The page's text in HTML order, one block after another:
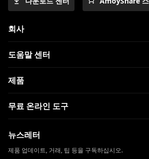
회사
도움말 센터
제품
무료 온라인 도구
뉴스레터
제품 업데이트, 거래, 팁 등을 구독하십시오.